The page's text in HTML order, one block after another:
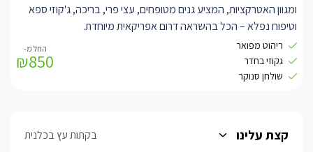
ומגוון האטרקציות, המציע גנים מטופחים, עצי פרי, בריכה, ג'קוזי ספא
וטיפוח נפלא – הכל בהשראה דרום אפריקאית מיוחדת.
הסוויטה גדולה וחדשה עם קומת גלריה מדהימה לילדים, מאובזרת
היטב וכוללת מרפסת פרטית המשקיפה אל כל הגן.
עוד בסוויטה תוכלו ליהנות מאבזור וריהוט חדיש ומפואר, מרחב גדול
פינות מנוחה ואירוח.
ריהוט מפואר
גקוזי בחדר
שולחן סנוקר
₪850
קצת עלינו בקתות עץ בכלנית